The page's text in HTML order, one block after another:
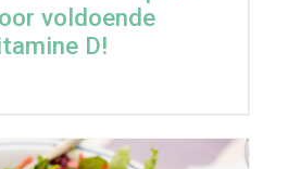
voldoende
D!